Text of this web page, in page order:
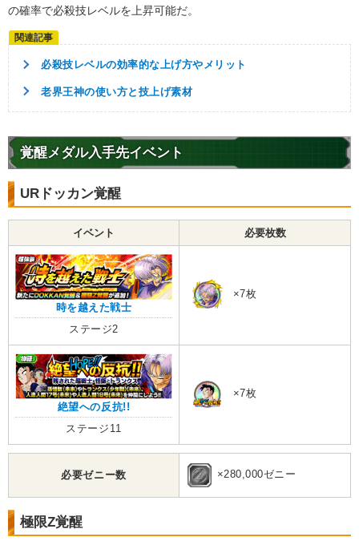
の確率で必殺技レベルを上昇可能だ。
必殺技レベルの効率的な上げ方やメリット
老界王神の使い方と技上げ素材
覚醒メダル入手先イベント
URドッカン覚醒
イベント 必要枚数
時を越えた戦士
ステージ2
×7枚
絶望への反抗!!
ステージ11
×7枚
必要ゼニー数 ×280,000ゼニー
極限Z覚醒